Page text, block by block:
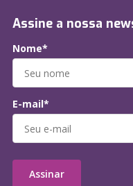
Assine a nossa
Nome*
E-mail*
Assinar